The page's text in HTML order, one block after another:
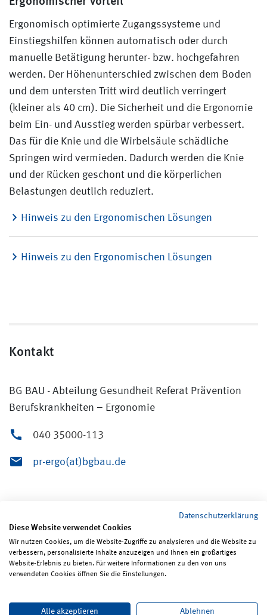
Ergonomisch optimierte Zugangssysteme und
Einstiegshilfen können automatisch oder durch
manuelle Betätigung herunter- bzw. hochgefahren
werden. Der Höhenunterschied zwischen dem Boden
und dem untersten Tritt wird deutlich verringert
(kleiner als 40 cm). Die Sicherheit und die Ergonomie
beim Ein- und Ausstieg werden spürbar verbessert.
Das für die Knie und die Wirbelsäule schädliche
Springen wird vermieden. Dadurch werden die Knie
und der Rücken geschont und die körperlichen
Belastungen deutlich reduziert.
Hinweis zu den Ergonomischen Lösungen
Hinweis zu den Ergonomischen Lösungen
Kontakt
BG BAU - Abteilung Gesundheit Referat Prävention
Berufskrankheiten – Ergonomie
040 35000-113
pr-ergo(at)bgbau.de
Seite teilen Seite drucken
Datenschutzerklärung
Diese Website verwendet Cookies
Wir nutzen Cookies, um die Website-Zugriffe zu analysieren und die Website zu
verbessern, personalisierte Inhalte anzuzeigen und Ihnen ein großartiges
Website-Erlebnis zu bieten. Für weitere Informationen zu den von uns
verwendeten Cookies öffnen Sie die Einstellungen.
Alle akzeptieren Ablehnen